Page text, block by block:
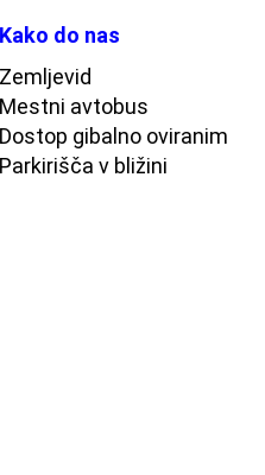
Kako do nas
Zemljevid
Mestni avtobus
Dostop gibalno oviranim
Parkirišča v bližini